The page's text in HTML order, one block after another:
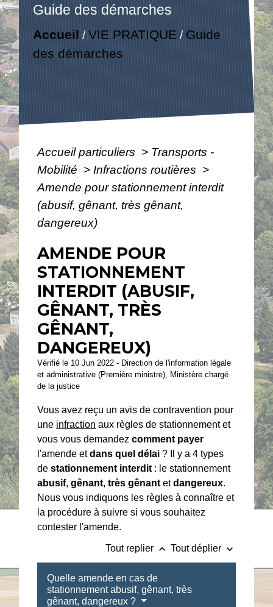
Guide des démarches
Accueil /VIE PRATIQUE / Guide
des démarches
Accueil particuliers > Transports -
Mobilité > Infractions routières >
Amende pour stationnement interdit
(abusif, gênant, très gênant,
dangereux)
AMENDE POUR
STATIONNEMENT
INTERDIT (ABUSIF,
GÊNANT, TRÈS
GÊNANT,
DANGEREUX)
Vérifié le 10 Jun 2022 - Direction de l'information légale
et administrative (Première ministre), Ministère chargé
de la justice
Vous avez reçu un avis de contravention pour
une infraction aux règles de stationnement et
vous vous demandezcomment payer
l'amende etdans quel délai ? Il y a 4 types
destationnement interdit : le stationnement
abusif,gênant,très gênant etdangereux.
Nous vous indiquons les règles à connaître et
la procédure à suivre si vous souhaitez
contester l'amende.
Tout replier keyboard_arrow_up Tout déplier keyboard_arrow_down
Quelle amende en cas de
stationnement abusif, gênant, très
gênant, dangereux ?